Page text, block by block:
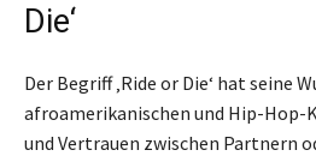
Die‘
Der Begriff ‚Ride or Die‘ hat seine
afroamerikanischen und Hip-Hop-
und Vertrauen zwischen Partnern